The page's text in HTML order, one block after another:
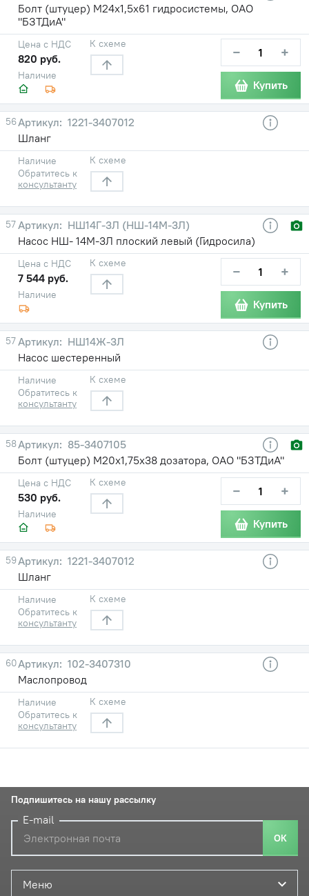
Болт (штуцер) М24х1,5х61 гидросистемы, ОАО
"БЗТДиА"
Наличие
Цена с НДС
820 руб.
К схеме − +
Купить
56
1221-3407012
Шланг
Наличие
Обратитесь к
консультанту
К схеме
57
НШ14Г-3Л (НШ-14М-3Л)
Насос НШ- 14М-3Л плоский левый (Гидросила)
Наличие
Цена с НДС
7 544 руб.
К схеме − +
Купить
57
НШ14Ж-3Л
Насос шестеренный
Наличие
Обратитесь к
консультанту
К схеме
58
85-3407105
Болт (штуцер) М20х1,75х38 дозатора, ОАО "БЗТДиА"
Наличие
Цена с НДС
530 руб.
К схеме − +
Купить
59
1221-3407012
Шланг
Наличие
Обратитесь к
консультанту
К схеме
60
102-3407310
Маслопровод
Наличие
Обратитесь к
консультанту
К схеме
Меню
Подпишитесь на нашу рассылку
E-mail
ОК